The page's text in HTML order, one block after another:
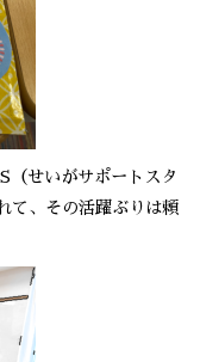
（せいがサポートスタ
て、その活躍ぶりは頼